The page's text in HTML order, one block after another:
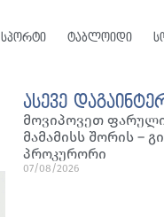
სპორტი ტაბლოიდი
ასევე
მოვიპოვეთ ფარული
მამამისს შორის –
პროკურორი
07/08/2026